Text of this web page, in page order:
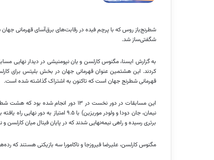
شطرنج‌باز روس که با پرچم فیده در رقابت‌های برق‌آسای قهرمانی
شگفتی‌ساز شد.
کردند. این هشتمین عنوان قهرمانی جهان در بخش بلیتس برای
قهرمانی شطرنج جهان است که تاکنون به اشتراک گذاشته شده است.
این مسابقات در دور نخست در ۱۳ دور
نیمان، جان دودا و ولودر موریزین)
برتری رسیده و راهی نیمه‌نهایی شدند که در پایان فینال میان کارلسن و
مگنوس کارلسن، علیرضا فیروزجا و ناکامورا سه بازیکنی هستند که رده‌های اول تا